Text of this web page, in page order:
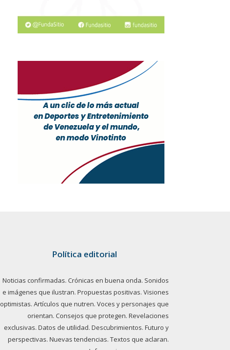
Política editorial
Noticias confirmadas. Crónicas en buena onda. Sonidos
e imágenes que ilustran. Propuestas positivas. Visiones
optimistas. Artículos que nutren. Voces y personajes que
orientan. Consejos que protegen. Revelaciones
exclusivas. Datos de utilidad. Descubrimientos. Futuro y
perspectivas. Nuevas tendencias. Textos que aclaran.